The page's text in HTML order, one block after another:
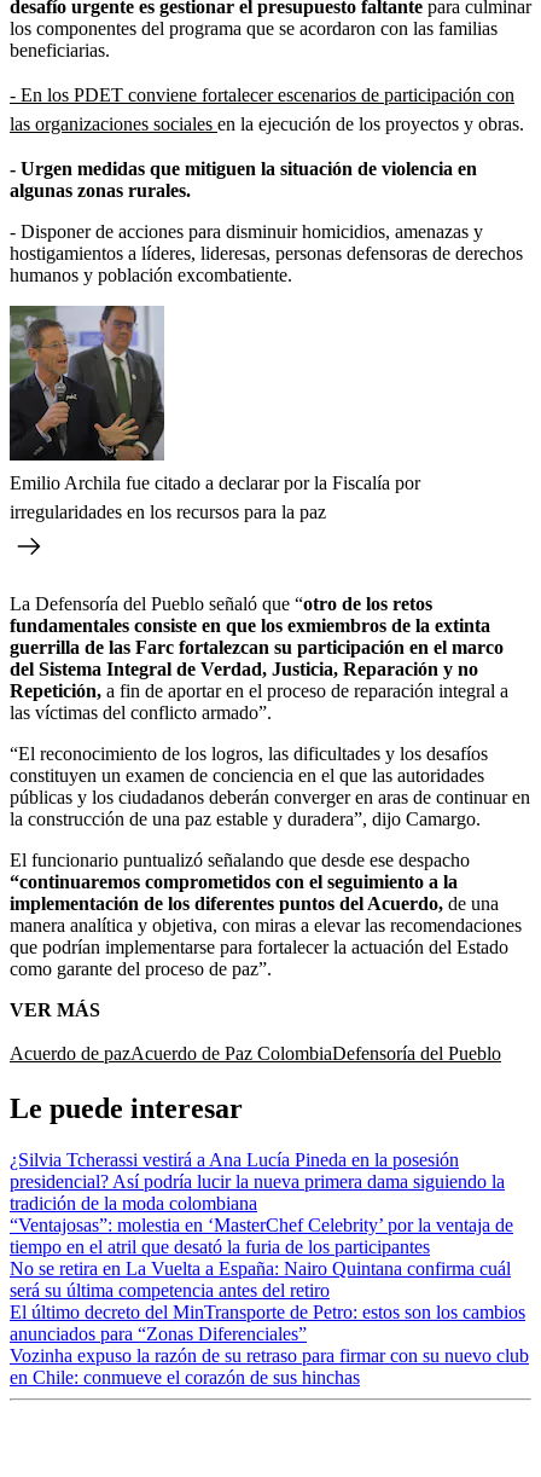
desafío urgente es gestionar el presupuesto faltante para culminar
los componentes del programa que se acordaron con las familias
beneficiarias.
- En los PDET conviene fortalecer escenarios de participación con
las organizaciones sociales en la ejecución de los proyectos y obras.
- Urgen medidas que mitiguen la situación de violencia en
algunas zonas rurales.
- Disponer de acciones para disminuir homicidios, amenazas y
hostigamientos a líderes, lideresas, personas defensoras de derechos
humanos y población excombatiente.
Emilio Archila fue citado a declarar por la Fiscalía por
irregularidades en los recursos para la paz
La Defensoría del Pueblo señaló que “otro de los retos
fundamentales consiste en que los exmiembros de la extinta
guerrilla de las Farc fortalezcan su participación en el marco
del Sistema Integral de Verdad, Justicia, Reparación y no
Repetición, a fin de aportar en el proceso de reparación integral a
las víctimas del conflicto armado”.
“El reconocimiento de los logros, las dificultades y los desafíos
constituyen un examen de conciencia en el que las autoridades
públicas y los ciudadanos deberán converger en aras de continuar en
la construcción de una paz estable y duradera”, dijo Camargo.
El funcionario puntualizó señalando que desde ese despacho
“continuaremos comprometidos con el seguimiento a la
implementación de los diferentes puntos del Acuerdo, de una
manera analítica y objetiva, con miras a elevar las recomendaciones
que podrían implementarse para fortalecer la actuación del Estado
como garante del proceso de paz”.
VER MÁS
Acuerdo de pazAcuerdo de Paz ColombiaDefensoría del Pueblo
Le puede interesar
¿Silvia Tcherassi vestirá a Ana Lucía Pineda en la posesión
presidencial? Así podría lucir la nueva primera dama siguiendo la
tradición de la moda colombiana
“Ventajosas”: molestia en ‘MasterChef Celebrity’ por la ventaja de
tiempo en el atril que desató la furia de los participantes
No se retira en La Vuelta a España: Nairo Quintana confirma cuál
será su última competencia antes del retiro
El último decreto del MinTransporte de Petro: estos son los cambios
anunciados para “Zonas Diferenciales”
Vozinha expuso la razón de su retraso para firmar con su nuevo club
en Chile: conmueve el corazón de sus hinchas